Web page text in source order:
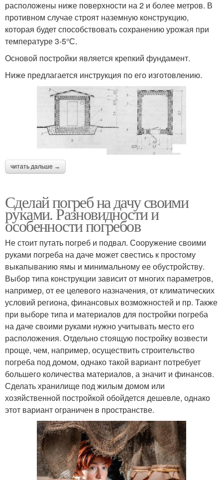
расположены ниже поверхности на 2 и более метров. В
противном случае строят наземную конструкцию,
которая будет способствовать сохранению урожая при
температуре 3-5°С.
Основой постройки является крепкий фундамент.
Ниже предлагается инструкция по его изготовлению.
читать дальше →
Сделай погреб на дачу своими
руками. Разновидности и
особенности погребов
Не стоит путать погреб и подвал. Сооружение своими
руками погреба на даче может свестись к простому
выкапыванию ямы и минимальному ее обустройству.
Выбор типа конструкции зависит от многих параметров,
например, от ее целевого назначения, от климатических
условий региона, финансовых возможностей и пр. Также
при выборе типа и материалов для постройки погреба
на даче своими руками нужно учитывать место его
расположения. Отдельно стоящую постройку возвести
проще, чем, например, осуществить строительство
погреба под домом, однако такой вариант потребует
большего количества материалов, а значит и финансов.
Сделать хранилище под жилым домом или
хозяйственной постройкой обойдется дешевле, однако
этот вариант ограничен в пространстве.